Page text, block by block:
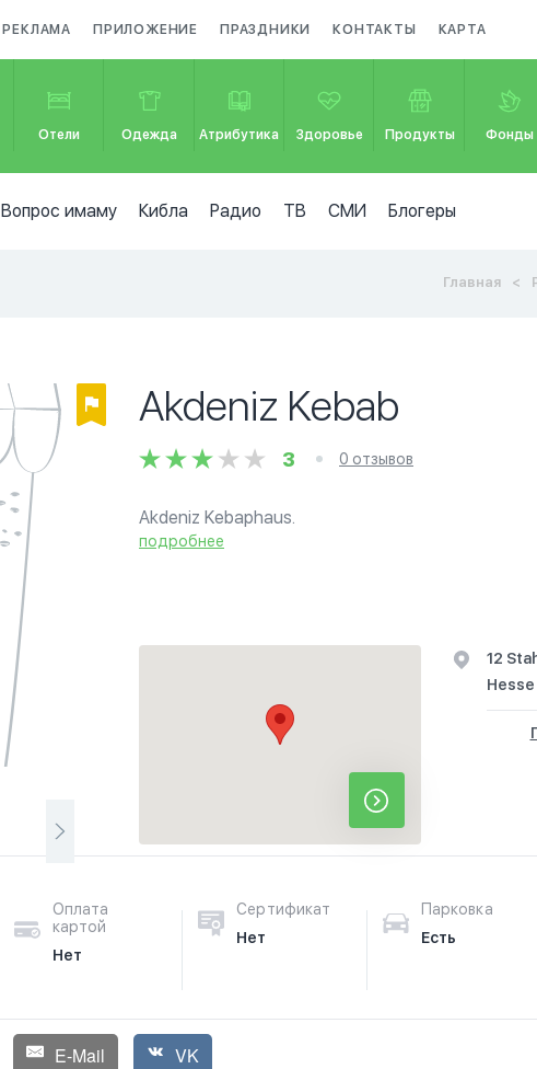
РЕКЛАМА ПРИЛОЖЕНИЕ ПРАЗДНИКИ КОНТАКТЫ КАРТА
Отели Одежда Атрибутика Здоровье Продукты Фонды
Вопрос имаму Кибла Радио ТВ СМИ Блогеры
Главная
Akdeniz Kebab
3 0 отзывов
Akdeniz Kebaphaus.
подробнее
12
Оплата
картой
Нет
Сертификат
Нет
Парковка
Есть
E-Mail VK